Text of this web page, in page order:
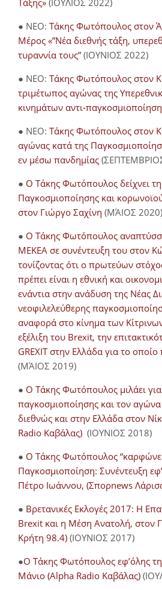
Τάξης» (ΙΟΥΛΙΟΣ 2022)
● NEO: Τάκης Φωτόπουλος στον
Μέρος «”Νέα διεθνής τάξη,
τυραννία τους” (ΙΟΥΝΙΟΣ 2022)
● NEO: Τάκης Φωτόπουλος στον
τριμέτωπος αγώνας της
κινημάτων αντι-
● NEO: Τάκης Φωτόπουλος στον
αγώνας κατά της
εν μέσω πανδημίας
● Ο Τάκης Φωτόπουλος δείχνει
Παγκοσμιοποίησης και
στον Γιώργο Σαχίνη (ΜΆΙΟΣ 2020)
● O Τάκης Φωτόπουλος
ΜΕΚΕΑ σε συνέντευξη του στον
τονίζοντας ότι ο πρωτεύων
πρέπει είναι η εθνική και
ενάντια στην ανάδυση της Νέας
νεοφιλελεύθερης
αναφορά στο κίνημα των
εξέλιξη του Brexit, την
GREXIT στην Ελλάδα για το
(ΜΆΙΟΣ 2019)
● Ο Τάκης Φωτόπουλος μιλάει
παγκοσμιοποίησης και τον αγώνα
διεθνώς και στην Ελλάδα στον
Radio Καβάλας) (ΙΟΥΝΙΟΣ 2018)
● Ο Τάκης Φωτόπουλος
Παγκοσμιοποίηση: Συνέντευξη
Πέτρο Ιωάννου, (Σπορnews
● Βρετανικές Εκλογές 2017: Η
Brexit και η Μέση Ανατολή, στον
Κρήτη 98.4) (ΙΟΥΝΙΟΣ 2017)
●O Τάκης Φωτόπουλος εφ’όλης
Μάνιο (Alpha Radio Καβάλας)